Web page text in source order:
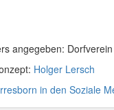
angegeben:
Holger Lersch
in den Soziale